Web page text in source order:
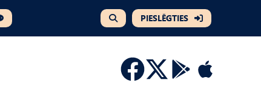
PIESLĒGTIES